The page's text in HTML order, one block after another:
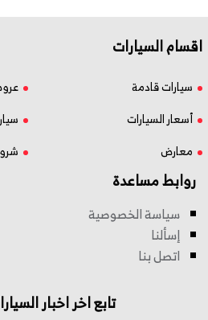
اقسام السيارات
سيارات قادمة
أسعار السيارات
معارض
روابط مساعدة
سياسة الخصوصية
إسألنا
اتصل بنا
تابع اخر اخبار